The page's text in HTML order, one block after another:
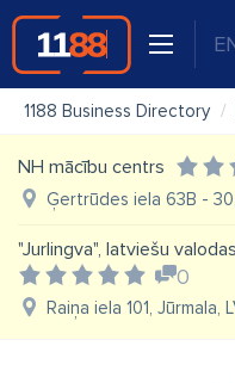
1188 Business Directory
NH mācību centrs
Ģertrūdes iela 63B - 30,
"Jurlingva", latviešu
0
Raiņa iela 101, Jūrmala,